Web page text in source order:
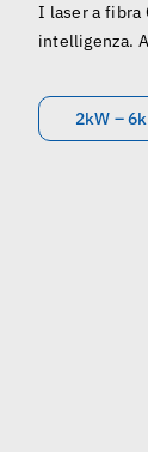
I laser a fibra
intelligenza.
2kW –